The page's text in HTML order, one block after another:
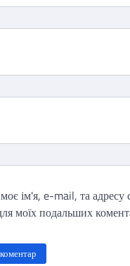
ім'я, e-mail, та адресу
моїх подальших